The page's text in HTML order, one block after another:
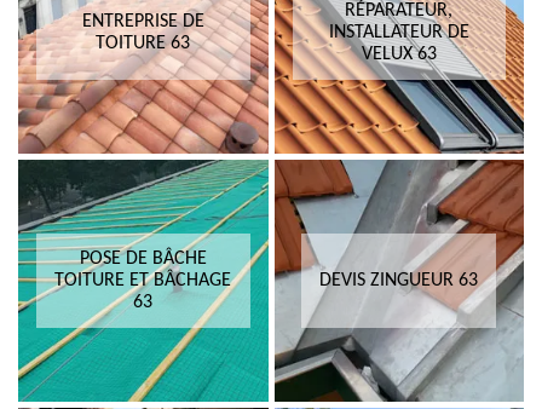
ENTREPRISE DE
TOITURE 63
RÉPARATEUR,
INSTALLATEUR DE
VELUX 63
POSE DE BÂCHE
TOITURE ET BÂCHAGE
63
DEVIS ZINGUEUR 63